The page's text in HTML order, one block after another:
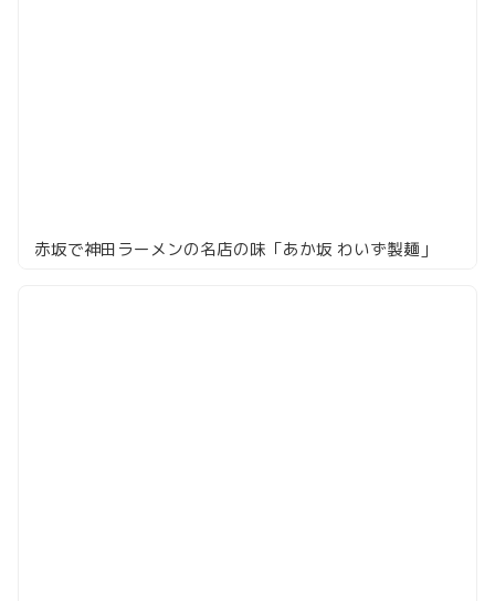
赤坂で神田ラーメンの名店の味「あか坂 わいず製麺」